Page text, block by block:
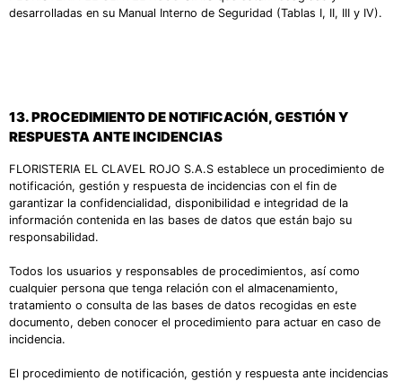
desarrolladas en su Manual Interno de Seguridad (Tablas I, II, III y IV).
13.PROCEDIMIENTO DE NOTIFICACIÓN, GESTIÓN Y
RESPUESTA ANTE INCIDENCIAS
FLORISTERIA EL CLAVEL ROJO S.A.S establece un procedimiento de
notificación, gestión y respuesta de incidencias con el fin de
garantizar la confidencialidad, disponibilidad e integridad de la
información contenida en las bases de datos que están bajo su
responsabilidad.
Todos los usuarios y responsables de procedimientos, así como
cualquier persona que tenga relación con el almacenamiento,
tratamiento o consulta de las bases de datos recogidas en este
documento, deben conocer el procedimiento para actuar en caso de
incidencia.
El procedimiento de notificación, gestión y respuesta ante incidencias